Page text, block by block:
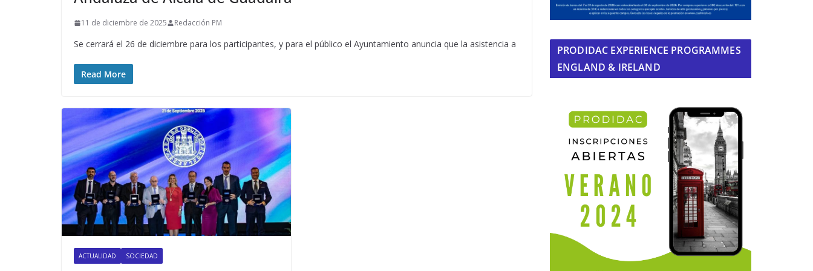
11 de diciembre de 2025 Redacción PM
Se cerrará el 26 de diciembre para los participantes, y para el público el Ayuntamiento anuncia que la asistencia a
Read More
ACTUALIDAD SOCIEDAD
PRODIDAC EXPERIENCE PROGRAMMES
ENGLAND & IRELAND